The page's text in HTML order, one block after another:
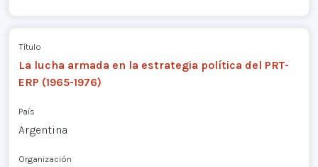
Título
La lucha armada en la estrategia política del PRT-
ERP (1965-1976)
País
Argentina
Organización